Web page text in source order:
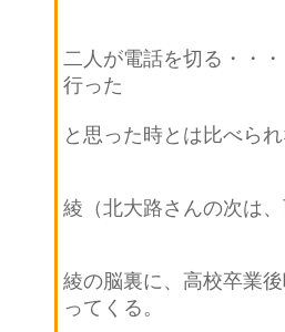
二人が電話を切る・・
行った
と思った時とは比べら
綾（北大路さんの次は
綾の脳裏に、高校卒業
ってくる。